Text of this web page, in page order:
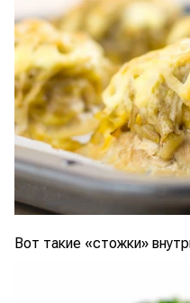
Вот такие «стожки»